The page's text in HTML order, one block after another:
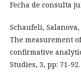
Fecha de consulta
Schaufeli, Salanova,
The measurement
confirmative
Studies, 3, pp: 71-92.